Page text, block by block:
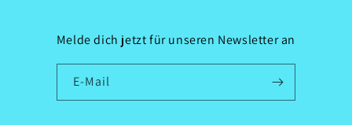
Melde dich jetzt für unseren Newsletter an
E-Mail